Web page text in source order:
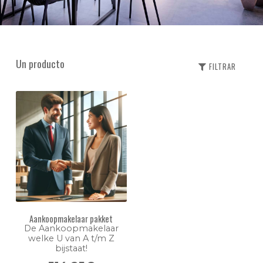
Un producto FILTRAR
Aankoopmakelaar pakket
De Aankoopmakelaar
welke U van A t/m Z
bijstaat!